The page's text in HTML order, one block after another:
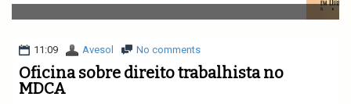
v
i
a
11:09 Avesol No comments
Oficina sobre direito trabalhista no
MDCA